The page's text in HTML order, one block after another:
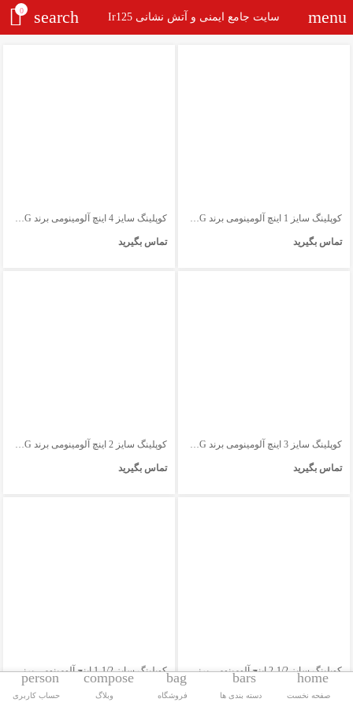
menu سایت جامع ایمنی و آتش نشانی Ir125 search
0
home
صفحه نخست
bars
دسته بندی ها
bag
فروشگاه
compose
وبلاگ
person
حساب کاربری
کوپلینگ سایز 1 اینچ آلومینومی برند AWG
تماس بگیرید
کوپلینگ سایز 4 اینچ آلومینومی برند AWG
تماس بگیرید
کوپلینگ سایز 3 اینچ آلومینومی برند AWG
تماس بگیرید
کوپلینگ سایز 2 اینچ آلومینومی برند AWG
تماس بگیرید
کوپلینگ سایز 1/2-2 اینچ آلومینومی برند AWG
تماس بگیرید
کوپلینگ سایز 1/2-1 اینچ آلومینومی برند AWG
تماس بگیرید